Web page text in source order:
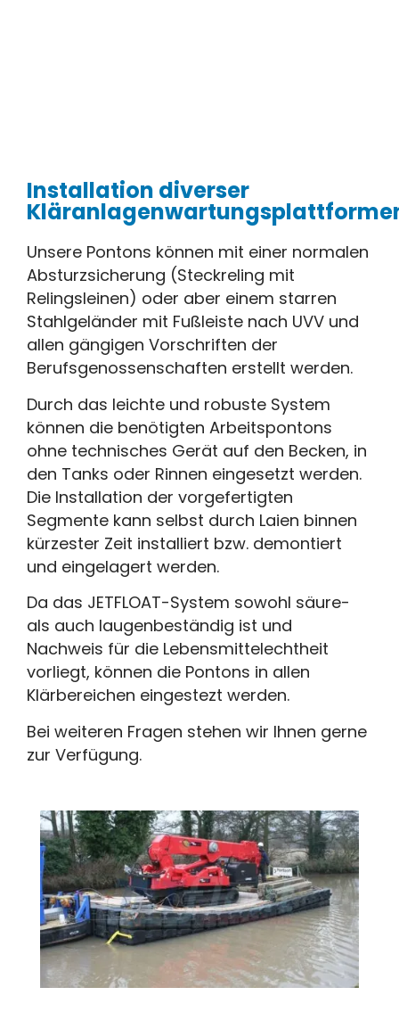
Installation diverser
Unsere Pontons können mit einer normalen
Absturzsicherung (Steckreling mit
Relingsleinen) oder aber einem starren
Stahlgeländer mit Fußleiste nach UVV und
allen gängigen Vorschriften der
Berufsgenossenschaften erstellt werden.
Durch das leichte und robuste System
können die benötigten Arbeitspontons
ohne technisches Gerät auf den Becken, in
den Tanks oder Rinnen eingesetzt werden.
Die Installation der vorgefertigten
Segmente kann selbst durch Laien binnen
kürzester Zeit installiert bzw. demontiert
und eingelagert werden.
Da das JETFLOAT-System sowohl säure-
als auch laugenbeständig ist und
Nachweis für die Lebensmittelechtheit
vorliegt, können die Pontons in allen
Klärbereichen eingestezt werden.
Bei weiteren Fragen stehen wir Ihnen gerne
zur Verfügung.